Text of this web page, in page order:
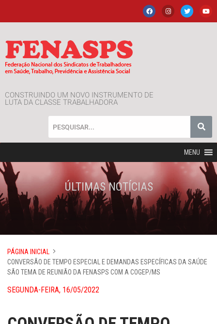
CONSTRUINDO UM NOVO INSTRUMENTO DE
LUTA DA CLASSE TRABALHADORA
MENU
ÚLTIMAS NOTÍCIAS
PÁGINA INICIAL
CONVERSÃO DE TEMPO ESPECIAL E DEMANDAS ESPECÍFICAS DA SAÚDE
SÃO TEMA DE REUNIÃO DA FENASPS COM A COGEP/MS
SEGUNDA-FEIRA, 16/05/2022